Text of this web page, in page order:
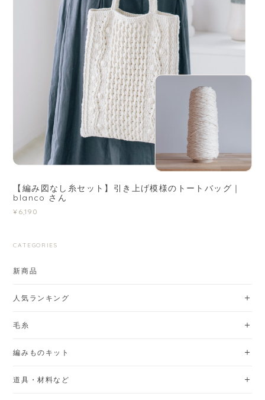
【編み図なし糸セット】引き上げ模様のトートバッグ｜
blanco さん
¥6,190
CATEGORIES
新商品
人気ランキング
毛糸
編みものキット
道具・材料など